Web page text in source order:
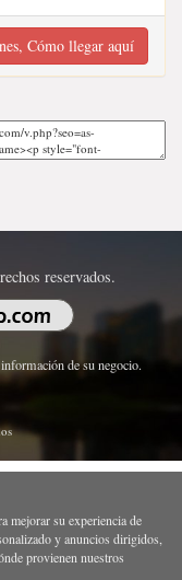
Cómo llegar aquí
reservados.
de su negocio.
mejorar su experiencia de
y anuncios dirigidos,
provienen nuestros